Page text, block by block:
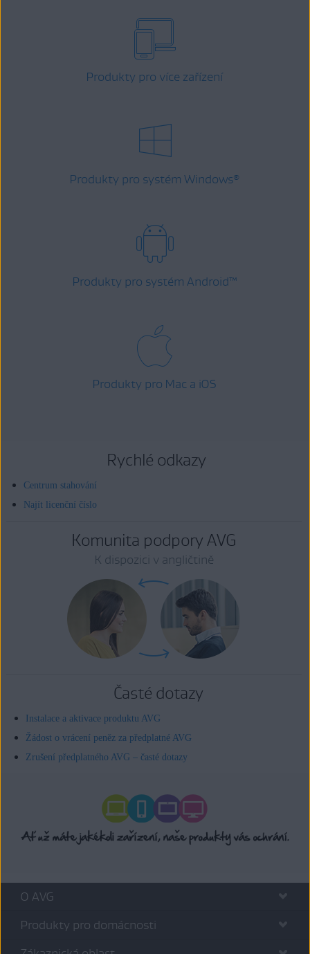
Produkty pro více zařízení
Produkty pro systém Windows®
Produkty pro systém Android™
Produkty pro Mac a iOS
Rychlé odkazy
Centrum stahování
Najít licenční číslo
Komunita podpory AVG
K dispozici v angličtině
Časté dotazy
Instalace a aktivace produktu AVG
Žádost o vrácení peněz za předplatné AVG
Zrušení předplatného AVG – časté dotazy
O AVG
Produkty pro domácnosti